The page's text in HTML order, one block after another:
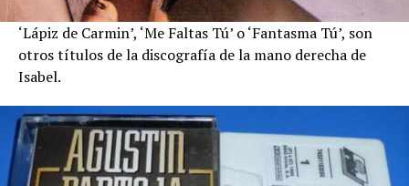
‘Lápiz de Carmin’, ‘Me Faltas Tú’ o ‘Fantasma Tú’, son
otros títulos de la discografía de la mano derecha de
Isabel.